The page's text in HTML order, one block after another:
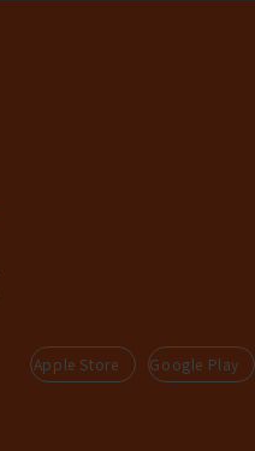
Apple Store Google Play